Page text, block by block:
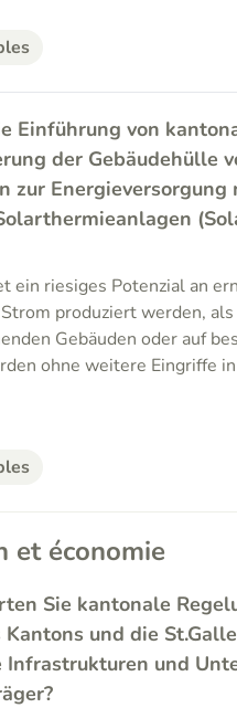
Einführung von
der Gebäudehülle
zur
ein riesiges Potenzial an
produziert werden,
Gebäuden oder auf
ohne weitere Eingriffe
et économie
Sie kantonale
Kantons und die
und